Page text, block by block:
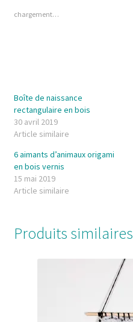
chargement…
Boîte de naissance
rectangulaire en bois
30 avril 2019
Article similaire
6 aimants d’animaux origami
en bois vernis
15 mai 2019
Article similaire
Produits similaires